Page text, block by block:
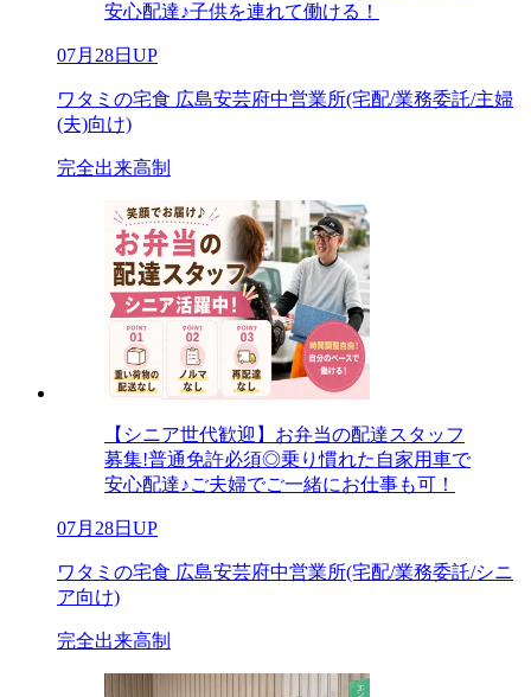
安心配達♪子供を連れて働ける！
07月28日UP
ワタミの宅食 広島安芸府中営業所(宅配/業務委託/主婦
(夫)向け)
完全出来高制
【シニア世代歓迎】お弁当の配達スタッフ
募集!普通免許必須◎乗り慣れた自家用車で
安心配達♪ご夫婦でご一緒にお仕事も可！
07月28日UP
ワタミの宅食 広島安芸府中営業所(宅配/業務委託/シニ
ア向け)
完全出来高制